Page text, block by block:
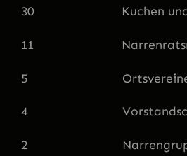
30 Kuchen und
11
5
4
2 Narrengruppen